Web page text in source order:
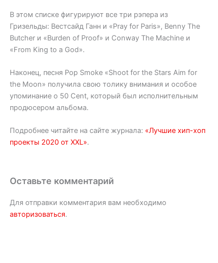
В этом списке фигурируют все три рэпера из
Гризельды: Вестсайд Ганн и «Pray for Paris», Benny The
Butcher и «Burden of Proof» и Conway The Machine и
«From King to a God».
Наконец, песня Pop Smoke «Shoot for the Stars Aim for
the Moon» получила свою толику внимания и особое
упоминание о 50 Cent, который был исполнительным
продюсером альбома.
Подробнее читайте на сайте журнала: «Лучшие хип-хоп
проекты 2020 от XXL».
Оставьте комментарий
Для отправки комментария вам необходимо
авторизоваться.